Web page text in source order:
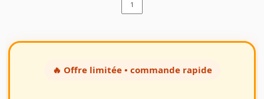
🔥 Offre limitée • commande rapide